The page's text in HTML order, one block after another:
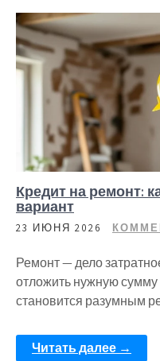
Кредит на ремонт:
вариант
23 ИЮНЯ 2026
Ремонт — дело
отложить нужную
становится разумным
Читать далее →